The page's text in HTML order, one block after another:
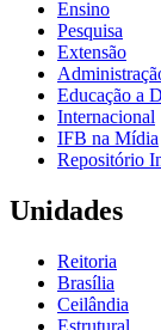
Ensino
Pesquisa
Extensão
Educação a
Internacional
IFB na Mídia
Repositório
Unidades
Reitoria
Brasília
Ceilândia
Estrutural